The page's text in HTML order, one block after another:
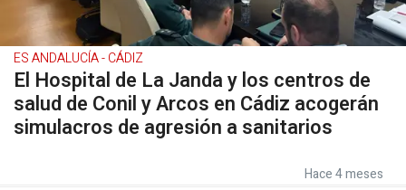
ES ANDALUCÍA - CÁDIZ
El Hospital de La Janda y los centros de
salud de Conil y Arcos en Cádiz acogerán
simulacros de agresión a sanitarios
Hace 4 meses